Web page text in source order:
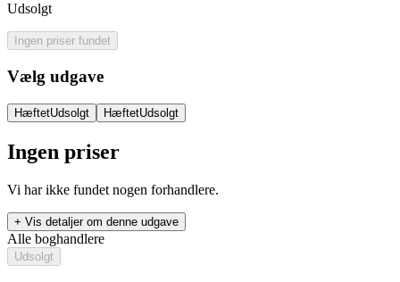
Udsolgt
Ingen priser fundet
Vælg udgave
HæftetUdsolgt HæftetUdsolgt
Ingen priser
Vi har ikke fundet nogen forhandlere.
+ Vis detaljer om denne udgave
Alle boghandlere
Udsolgt